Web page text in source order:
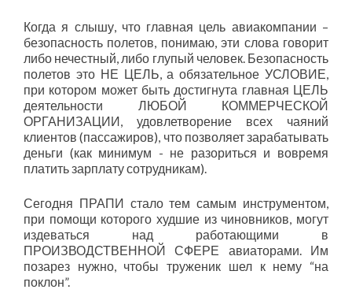
Когда я слышу, что главная цель авиакомпании –
безопасность полетов, понимаю, эти слова говорит
либо нечестный, либо глупый человек. Безопасность
полетов это НЕ ЦЕЛЬ, а обязательное УСЛОВИЕ,
при котором может быть достигнута главная ЦЕЛЬ
деятельности ЛЮБОЙ КОММЕРЧЕСКОЙ
ОРГАНИЗАЦИИ, удовлетворение всех чаяний
клиентов (пассажиров), что позволяет зарабатывать
деньги (как минимум - не разориться и вовремя
платить зарплату сотрудникам).
Сегодня ПРАПИ стало тем самым инструментом,
при помощи которого худшие из чиновников, могут
издеваться над работающими в
ПРОИЗВОДСТВЕННОЙ СФЕРЕ авиаторами. Им
позарез нужно, чтобы труженик шел к нему “на
поклон”.